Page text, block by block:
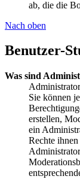
ab, die die
Nach oben
Benutzer-
Was sind
Sie können
erstellen,
ein
Rechte